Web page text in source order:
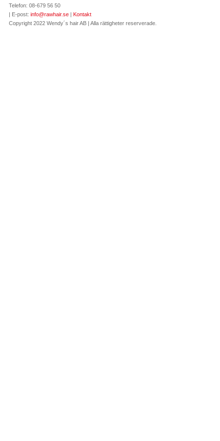
Telefon: 08-679 56 50
| E-post: info@rawhair.se | Kontakt
Copyright 2022 Wendy´s hair AB | Alla rättigheter reserverade.